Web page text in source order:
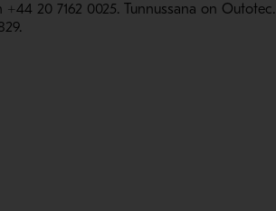
20 7162 0025. Tunnussana on Outotec.